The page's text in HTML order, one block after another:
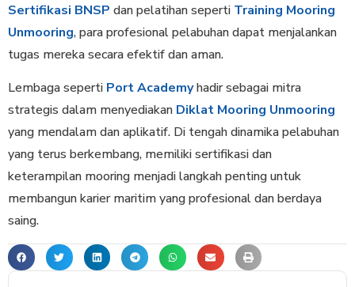
Sertifikasi BNSP dan pelatihan seperti Training Mooring
Unmooring, para profesional pelabuhan dapat menjalankan
tugas mereka secara efektif dan aman.
Lembaga seperti Port Academyhadir sebagai mitra
strategis dalam menyediakan Diklat Mooring Unmooring
yang mendalam dan aplikatif. Di tengah dinamika pelabuhan
yang terus berkembang, memiliki sertifikasi dan
keterampilan mooring menjadi langkah penting untuk
membangun karier maritim yang profesional dan berdaya
saing.